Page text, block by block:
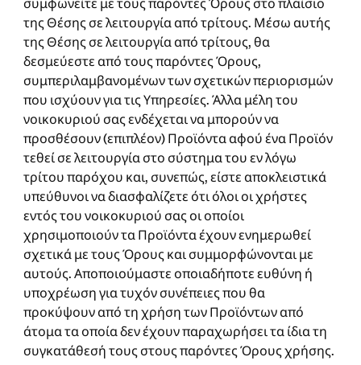
της Θέσης σε λειτουργία από τρίτους. Μέσω αυτής
της Θέσης σε λειτουργία από τρίτους, θα
δεσμεύεστε από τους παρόντες Όρους,
συμπεριλαμβανομένων των σχετικών περιορισμών
που ισχύουν για τις Υπηρεσίες. Άλλα μέλη του
νοικοκυριού σας ενδέχεται να μπορούν να
προσθέσουν (επιπλέον) Προϊόντα αφού ένα Προϊόν
τεθεί σε λειτουργία στο σύστημα του εν λόγω
τρίτου παρόχου και, συνεπώς, είστε αποκλειστικά
υπεύθυνοι να διασφαλίζετε ότι όλοι οι χρήστες
εντός του νοικοκυριού σας οι οποίοι
χρησιμοποιούν τα Προϊόντα έχουν ενημερωθεί
σχετικά με τους Όρους και συμμορφώνονται με
αυτούς. Αποποιούμαστε οποιαδήποτε ευθύνη ή
υποχρέωση για τυχόν συνέπειες που θα
προκύψουν από τη χρήση των Προϊόντων από
άτομα τα οποία δεν έχουν παραχωρήσει τα ίδια τη
συγκατάθεσή τους στους παρόντες Όρους χρήσης.